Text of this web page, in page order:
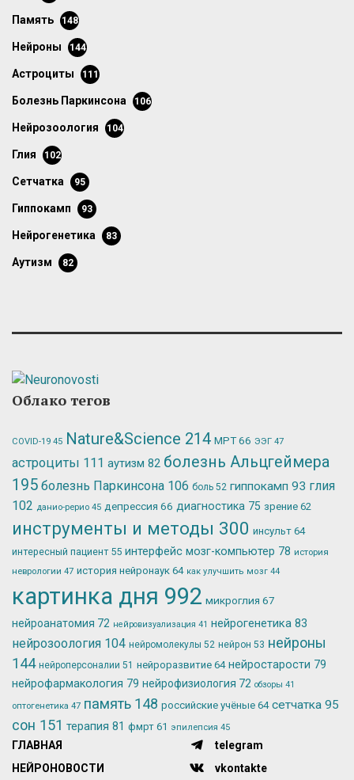
память 148
нейроны 144
астроциты 111
болезнь Паркинсона 106
нейрозоология 104
глия 102
сетчатка 95
гиппокамп 93
нейрогенетика 83
аутизм 82
Облако тегов
COVID-19 45 Nature&Science 214 МРТ66 ЭЭГ 47
астроциты 111 аутизм 82 болезнь Альцгеймера
195 болезнь Паркинсона 106 боль 52 гиппокамп 93 глия
102 данио-рерио 45 депрессия 66 диагностика 75 зрение 62
инструменты и методы 300 инсульт 64
интересный пациент 55 интерфейс мозг-компьютер 78 история
неврологии 47 история нейронаук 64 как улучшить мозг 44
картинка дня 992 микроглия 67
нейроанатомия 72 нейровизуализация 41 нейрогенетика 83
нейрозоология 104 нейромолекулы 52 нейрон 53 нейроны
144 нейроперсоналии 51 нейроразвитие 64 нейростарости 79
нейрофармакология 79 нейрофизиология 72 обзоры 41
оптогенетика 47 память 148 российские учёные 64 сетчатка 95
сон 151 терапия 81 фмрт 61 эпилепсия 45
ГЛАВНАЯ
НЕЙРОНОВОСТИ
telegram
vkontakte